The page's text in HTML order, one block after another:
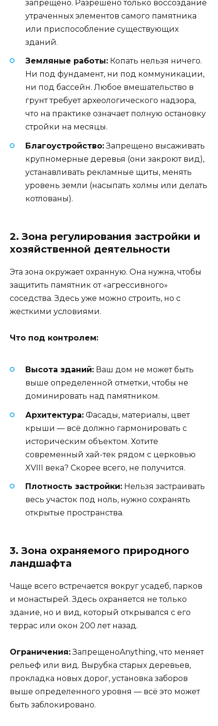
запрещено. Разрешено только воссоздание
утраченных элементов самого памятника
или приспособление существующих
зданий.
Земляные работы: Копать нельзя ничего.
Ни под фундамент, ни под коммуникации,
ни под бассейн. Любое вмешательство в
грунт требует археологического надзора,
что на практике означает полную остановку
стройки на месяцы.
Благоустройство:Запрещено высаживать
крупномерные деревья (они закроют вид),
устанавливать рекламные щиты, менять
уровень земли (насыпать холмы или делать
котлованы).
2. Зона регулирования застройки и
хозяйственной деятельности
Эта зона окружает охранную. Она нужна, чтобы
защитить памятник от «агрессивного»
соседства. Здесь уже можно строить, но с
жесткими условиями.
Что под контролем:
Высота зданий: Ваш дом не может быть
выше определенной отметки, чтобы не
доминировать над памятником.
Архитектура: Фасады, материалы, цвет
крыши — всё должно гармонировать с
историческим объектом. Хотите
современный хай-тек рядом с церковью
XVIII века? Скорее всего, не получится.
Плотность застройки: Нельзя застраивать
весь участок под ноль, нужно сохранять
открытые пространства.
3. Зона охраняемого природного
ландшафта
Чаще всего встречается вокруг усадеб, парков
и монастырей. Здесь охраняется не только
здание, но и вид, который открывался с его
террас или окон 200 лет назад.
Ограничения:ЗапрещеноAnything, что меняет
рельеф или вид. Вырубка старых деревьев,
прокладка новых дорог, установка заборов
выше определенного уровня — всё это может
быть заблокировано.